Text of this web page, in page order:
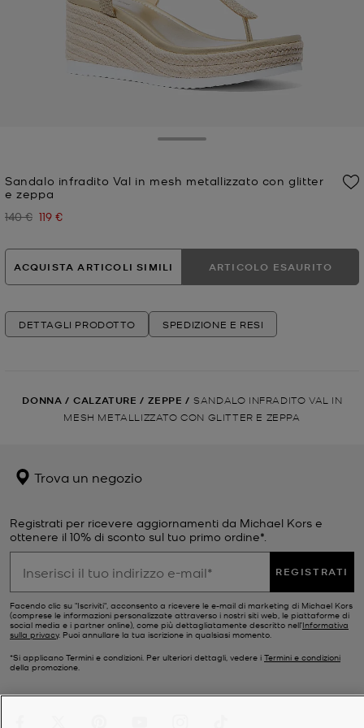
Sandalo infradito Val in mesh metallizzato con glitter
e zeppa
Prezzo iniziale
140 € Prezzo attuale
119 €
ACQUISTA ARTICOLI SIMILI ARTICOLO ESAURITO
DETTAGLI PRODOTTO SPEDIZIONE E RESI
DONNA / CALZATURE / ZEPPE / SANDALO INFRADITO VAL IN
MESH METALLIZZATO CON GLITTER E ZEPPA
Trova un negozio
Registrati per ricevere aggiornamenti da Michael Kors e
ottenere il 10% di sconto sul tuo primo ordine*.
REGISTRATI
Facendo clic su "Iscriviti", acconsento a ricevere le e-mail di marketing di Michael Kors
(comprese le informazioni personalizzate attraverso i nostri siti web, le piattaforme di
social media e i partner online), come più dettagliatamente descritto nell’Informativa
sulla privacy. Puoi annullare la tua iscrizione in qualsiasi momento.
*Si applicano Termini e condizioni. Per ulteriori dettagli, vedere i Termini e condizioni
della promozione.